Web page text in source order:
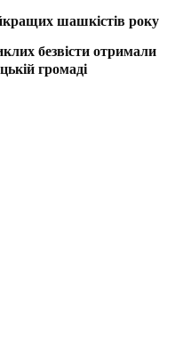
шашкістів року
безвісти отримали
громаді